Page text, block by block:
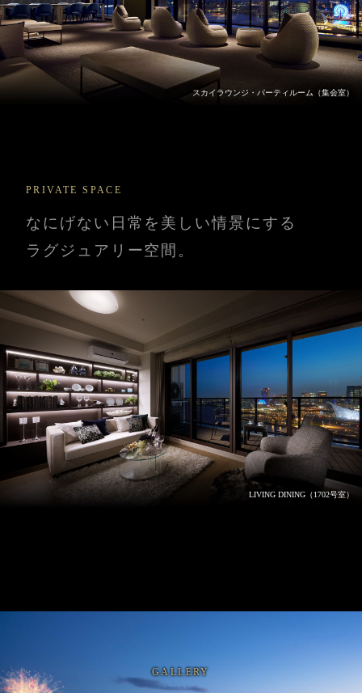
スカイラウンジ・パーティルーム（集会室）
PRIVATE SPACE
なにげない日常を 美しい情景にする
ラグジュアリー空間。
LIVING DINING（1702号室）
GALLERY